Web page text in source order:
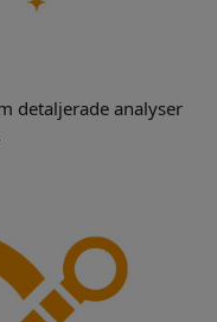
detaljerade analyser